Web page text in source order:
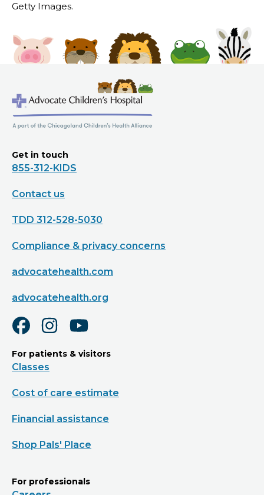
Getty Images.
Get in touch
855-312-KIDS
Contact us
TDD 312-528-5030
Compliance & privacy concerns
advocatehealth.com
advocatehealth.org
For patients & visitors
Classes
Cost of care estimate
Financial assistance
Shop Pals' Place
For professionals